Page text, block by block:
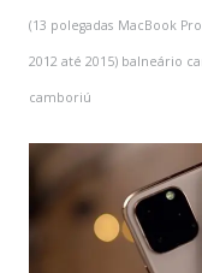
(13 polegadas MacBook
2012 até 2015) balneário
camboriú